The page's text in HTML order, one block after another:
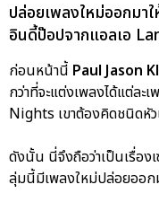
ปล่อยเพลงใหม่ออกมา
อินดี้ป๊อปจากแอลเอ
ก่อนหน้านี้ Paul Jason
กว่าที่จะแต่งเพลงได้แต่ล
Nights เขาต้องคิดชนิดหั
ดังนั้น นี่จึงถือว่าเป็นเรื่อง
ลุ่มนี้มีเพลงใหม่ปล่อยออก